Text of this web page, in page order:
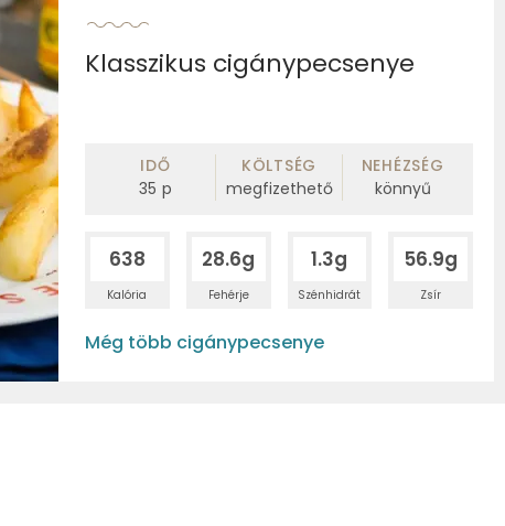
Klasszikus cigánypecsenye
IDŐ
35 p
KÖLTSÉG
megfizethető
NEHÉZSÉG
könnyű
638
Kalória
28.6g
Fehérje
1.3g
Szénhidrát
56.9g
Zsír
Még több cigánypecsenye